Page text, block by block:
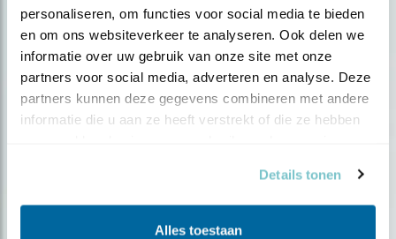
personaliseren, om functies voor social media te bieden
en om ons websiteverkeer te analyseren. Ook delen we
informatie over uw gebruik van onze site met onze
partners voor social media, adverteren en analyse. Deze
partners kunnen deze gegevens combineren met andere
informatie die u aan ze heeft verstrekt of die ze hebben
Details tonen
Alles toestaan